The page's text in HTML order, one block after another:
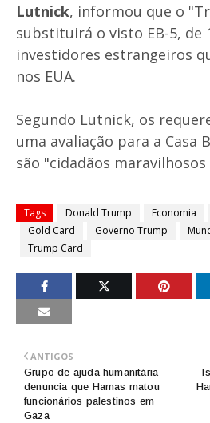
Lutnick, informou que o
substituirá o visto EB-5, de
investidores estrangeiros
nos EUA.
Segundo Lutnick, os
uma avaliação para a Casa
são "cidadãos maravilhosos
Tags Donald Trump Economia
Gold Card
Governo Trump
Trump Card
ANTIGOS
Grupo de ajuda humanitária
denuncia que Hamas matou
funcionários palestinos em
Gaza